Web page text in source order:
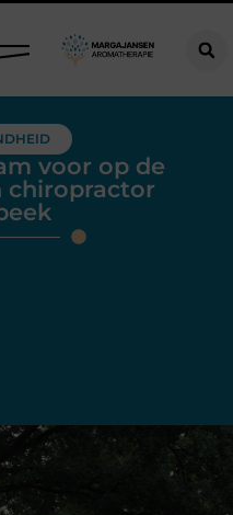
voor op de
chiropractor